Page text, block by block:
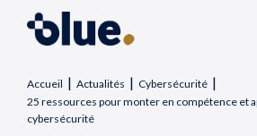
Accueil | Actualités | Cybersécurité |
25 ressources pour monter en compétence et
cybersécurité